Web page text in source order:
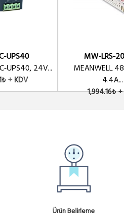
UPS40
UPS40, 24V...
+ KDV
MW-LRS-
MEANWELL
4.4A...
1,994.16₺
Ürün Belirleme